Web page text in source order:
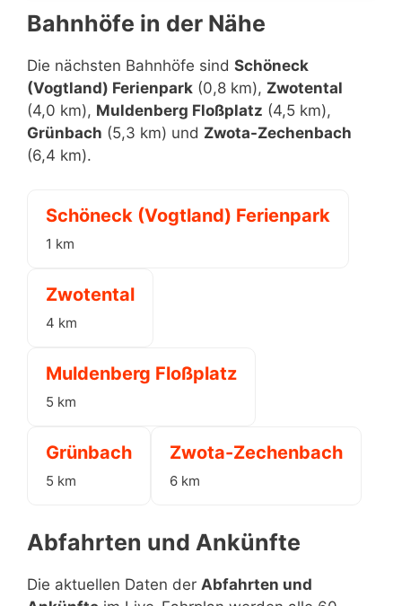
Bahnhöfe in der Nähe
Die nächsten Bahnhöfe sind Schöneck
(Vogtland) Ferienpark (0,8 km), Zwotental
(4,0 km), Muldenberg Floßplatz (4,5 km),
Grünbach (5,3 km) und Zwota-Zechenbach
(6,4 km).
Schöneck (Vogtland) Ferienpark
1 km
Zwotental
4 km
Muldenberg Floßplatz
5 km
Grünbach
5 km
Zwota-Zechenbach
6 km
Abfahrten und Ankünfte
Die aktuellen Daten der Abfahrten und